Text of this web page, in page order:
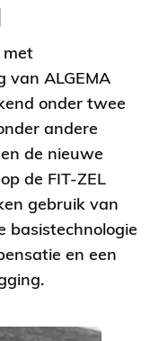
met
van ALGEMA
onder twee
andere
de nieuwe
de FIT-ZEL
gebruik van
basistechnologie
en een